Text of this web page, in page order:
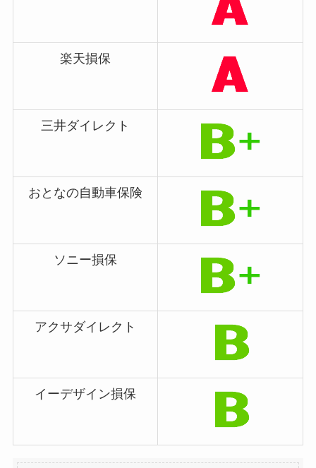
楽天損保
三井ダイレクト
おとなの自動車保険
ソニー損保
アクサダイレクト
イーデザイン損保